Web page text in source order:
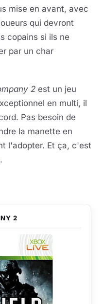
mise en avant, avec
qui devront
copains si ils ne
par un char
2 est un jeu
en multi, il
Pas besoin de
la manette en
l'adopter. Et ça, c'est
2